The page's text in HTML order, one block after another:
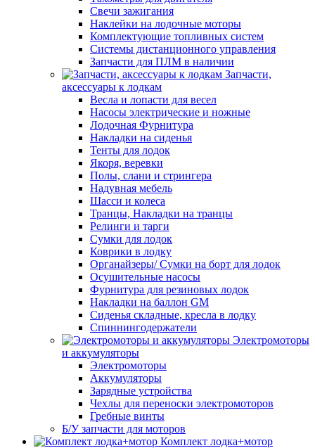
Свечи зажигания
Наклейки на лодочные моторы
Комплектующие топливных систем
Системы дистанционного управления
Запчасти для ПЛМ в наличии
Запчасти,
аксессуары к лодкам
Весла и лопасти для весел
Насосы электрические и ножные
Лодочная Фурнитура
Накладки на сиденья
Тенты для лодок
Якоря, веревки
Полы, слани и стрингера
Надувная мебель
Шасси и колеса
Транцы, Накладки на транцы
Релинги и тарги
Сумки для лодок
Коврики в лодку
Органайзеры/ Сумки на борт для лодок
Осушительные насосы
Фурнитура для резиновых лодок
Накладки на баллон GM
Сиденья складные, кресла в лодку
Спиннингодержатели
Электромоторы
и аккумуляторы
Электромоторы
Аккумуляторы
Зарядные устройства
Чехлы для переноски электромоторов
Гребные винты
Б/У запчасти для моторов
Комплект лодка+мотор